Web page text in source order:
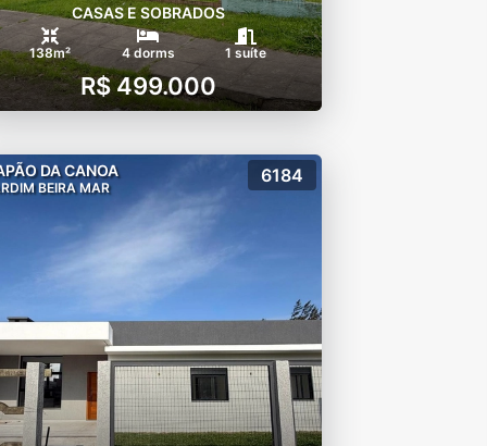
CASAS E SOBRADOS
138m² 4 dorms 1 suíte
R$ 499.000
DA CANOA
BEIRA MAR
6184